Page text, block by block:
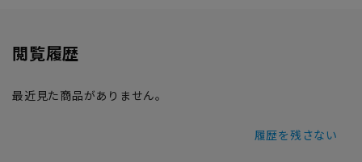
閲覧履歴
最近見た商品がありません。
履歴を残さない